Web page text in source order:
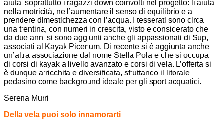
aiuta, soprattutto i ragazzi down coinvolti nel progetto: li aiuta
nella motricità, nell’aumentare il senso di equilibrio e a
prendere dimestichezza con l’acqua. I tesserati sono circa
una trentina, con numeri in crescita, visto e considerato che
da due anni si sono aggiunti anche gli appassionati di Sup,
associati al Kayak Picenum. Di recente si è aggiunta anche
un’altra associazione dal nome Stella Polare che si occupa
di corsi di kayak a livello avanzato e corsi di vela. L’offerta si
è dunque arricchita e diversificata, sfruttando il litorale
pedasino come background ideale per gli sport acquatici.
Serena Murri
Della vela puoi solo innamorarti